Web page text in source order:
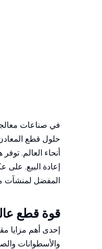
في صناعات
حلول قطع المعادن
أنحاء العالم.
إعادة البيع. على
المفضل لمنشآت
قوة قطع
إحدى أهم مزايا
والأسطوانات